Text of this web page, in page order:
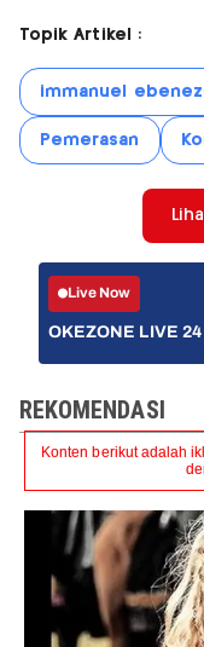
Topik Artikel :
immanuel
Pemerasan
Live Now
OKEZONE LIVE 24